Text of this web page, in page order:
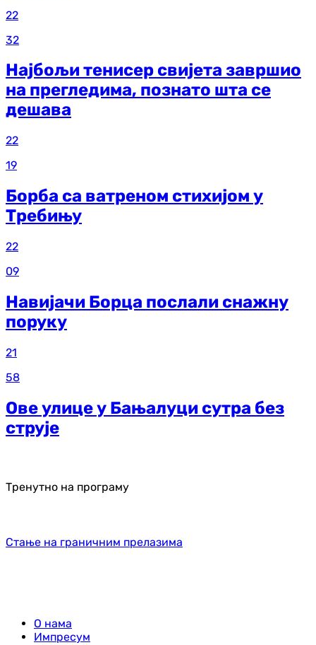
22
32
Најбољи тенисер свијета завршио
на прегледима, познато шта се
дешава
22
19
Борба са ватреном стихијом у
Требињу
22
09
Навијачи Борца послали снажну
поруку
21
58
Ове улице у Бањалуци сутра без
струје
Тренутно на програму
Стање на граничним прелазима
О нама
Импресум